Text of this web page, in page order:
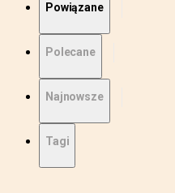
Powiązane
Polecane
Najnowsze
Tagi